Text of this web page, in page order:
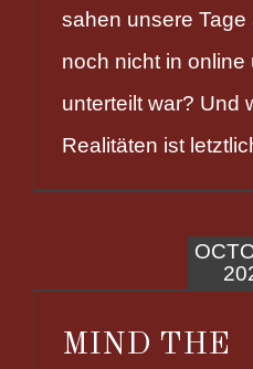
sahen unsere
noch nicht in online
unterteilt war? Und
Realitäten ist
MIND THE